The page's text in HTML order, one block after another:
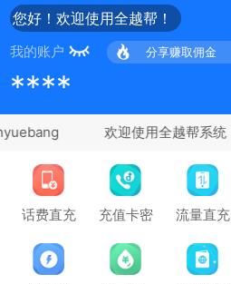
您好！欢迎使用全越帮！
我的账户 分享赚取佣金
****
话费直充 充值卡密 流量直充